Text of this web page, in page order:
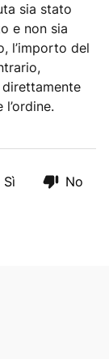
sia stato
e non sia
l’importo del
Sì No